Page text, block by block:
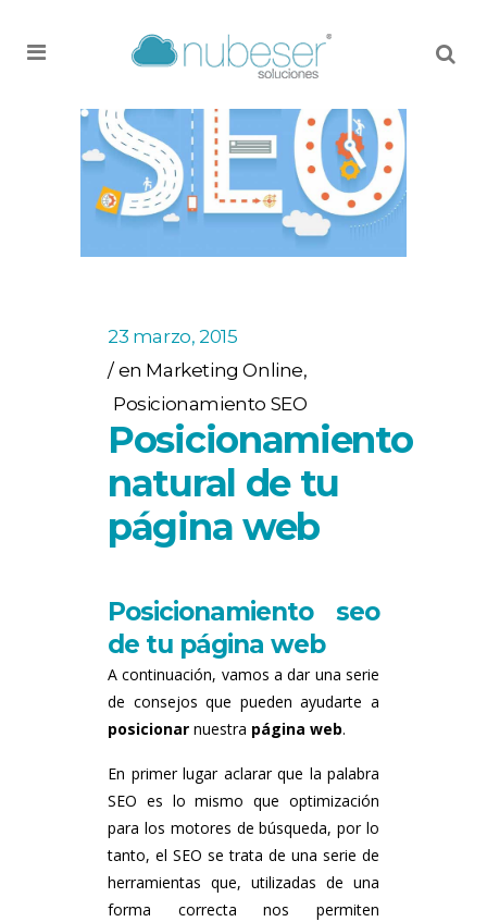
23 marzo, 2015
en Marketing Online,
Posicionamiento SEO
Posicionamiento
natural de tu
página web
Posicionamiento seo
de tu página web
A continuación, vamos a dar una serie
de consejos que pueden ayudarte a
posicionar nuestra página web.
En primer lugar aclarar que la palabra
SEO es lo mismo que optimización
para los motores de búsqueda, por lo
tanto, el SEO se trata de una serie de
herramientas que, utilizadas de una
forma correcta nos permiten